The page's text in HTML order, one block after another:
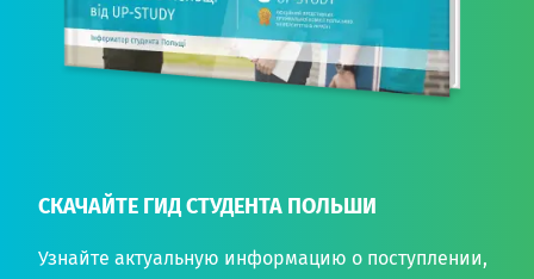
СКАЧАЙТЕ ГИД СТУДЕНТА ПОЛЬШИ
Узнайте актуальную информацию о поступлении,